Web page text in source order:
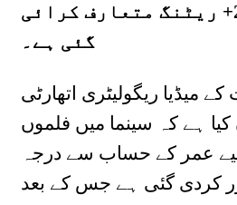
ہے جس کے لیے 21+ ریٹنگ متعارف کرائی
گئی ہے۔
میڈیا ریگولیٹری اتھارٹی
کیا ہے کہ سینما میں فلموں
عمر کے حساب سے درجہ
مقرر کردی گئی ہے جس کے بعد